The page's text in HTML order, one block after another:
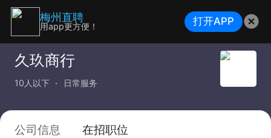
久玖商行
10人以下 日常服务
公司信息 在招职位
梅州直聘
用app更方便！ 打开APP